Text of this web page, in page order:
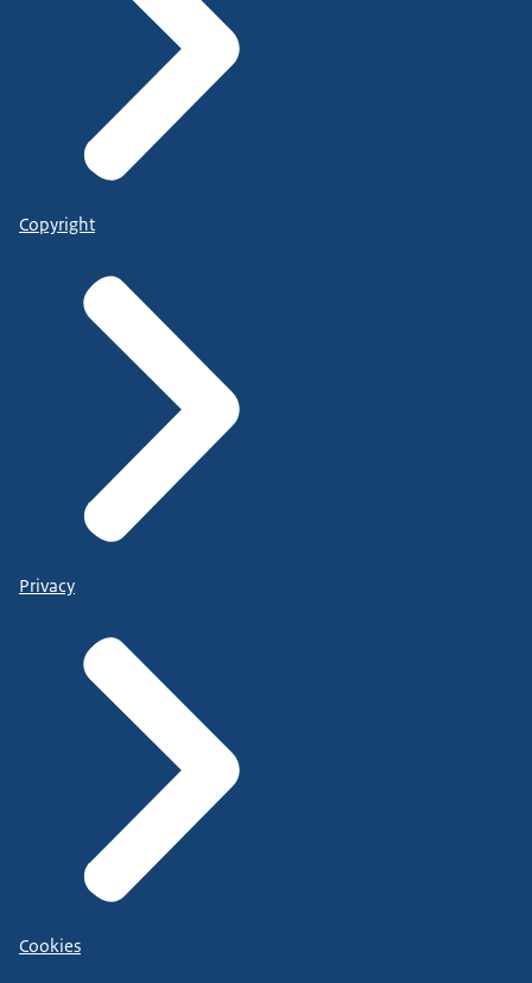
Copyright
Privacy
Cookies